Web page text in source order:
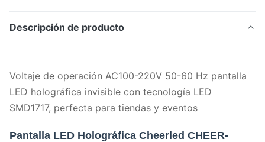
Descripción de producto
Voltaje de operación AC100-220V 50-60 Hz pantalla
LED holográfica invisible con tecnología LED
SMD1717, perfecta para tiendas y eventos
Pantalla LED Holográfica Cheerled CHEER-